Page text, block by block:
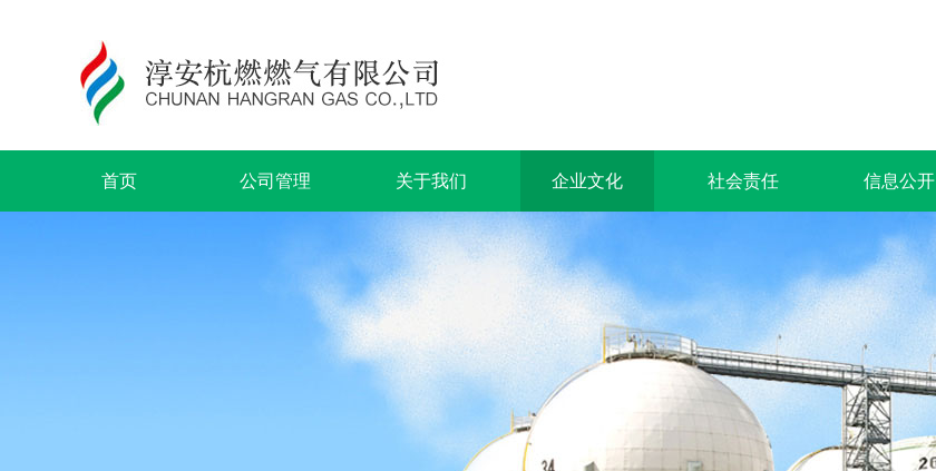
首页 公司管理 关于我们 企业文化 社会责任 信息公开